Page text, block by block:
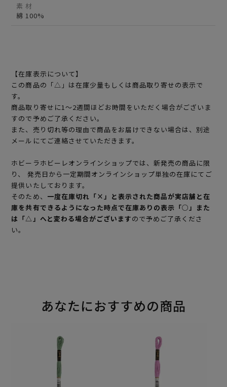
素 材
綿 100%
【在庫表示について】
この商品の「△」は在庫少量もしくは商品取り寄せの表示で
す。
商品取り寄せに1～2週間ほどお時間をいただく場合がございま
すので予めご了承ください。
また、売り切れ等の理由で商品をお届けできない場合は、別途
メールにてご連絡させていただきます。
ホビーラホビーレオンラインショップでは、新発売の商品に限
り、 発売日から一定期間オンラインショップ単独の在庫にてご
提供いたしております。
そのため、 一度在庫切れ「×」と表示された商品が実店舗と在
庫を共有できるようになった時点で在庫ありの表示「○」また
は「△」へと変わる場合がございますので予めご了承くださ
い。
あなたにおすすめの商品